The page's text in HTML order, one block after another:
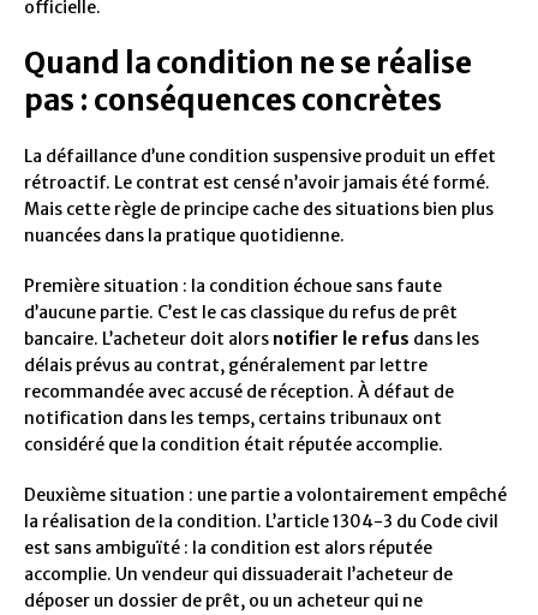
officielle.
Quand la condition ne se réalise
pas : conséquences concrètes
La défaillance d’une condition suspensive produit un effet
rétroactif. Le contrat est censé n’avoir jamais été formé.
Mais cette règle de principe cache des situations bien plus
nuancées dans la pratique quotidienne.
Première situation : la condition échoue sans faute
d’aucune partie. C’est le cas classique du refus de prêt
bancaire. L’acheteur doit alors notifier le refus dans les
délais prévus au contrat, généralement par lettre
recommandée avec accusé de réception. À défaut de
notification dans les temps, certains tribunaux ont
considéré que la condition était réputée accomplie.
Deuxième situation : une partie a volontairement empêché
la réalisation de la condition. L’article 1304-3 du Code civil
est sans ambiguïté : la condition est alors réputée
accomplie. Un vendeur qui dissuaderait l’acheteur de
déposer un dossier de prêt, ou un acheteur qui ne